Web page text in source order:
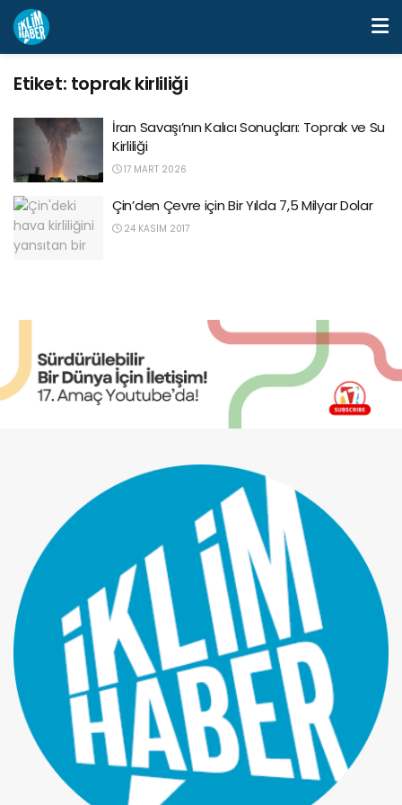
Etiket: toprak kirliliği
İran Savaşı’nın Kalıcı Sonuçları: Toprak ve Su
Kirliliği
17 MART 2026
Çin’den Çevre için Bir Yılda 7,5 Milyar Dolar
24 KASIM 2017